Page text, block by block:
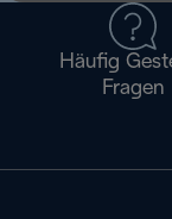
Häufig
Fragen